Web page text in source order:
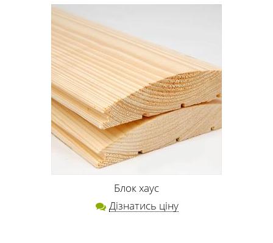
Блок хаус
Дізнатись ціну